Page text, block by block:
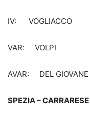
IV: VOGLIACCO
VAR: VOLPI
AVAR: DEL GIOVANE
SPEZIA – CARRARESE